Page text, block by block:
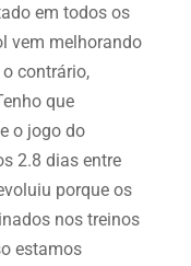
em todos os
vem melhorando
contrário,
que
o jogo do
2.8 dias entre
porque os
nos treinos
estamos